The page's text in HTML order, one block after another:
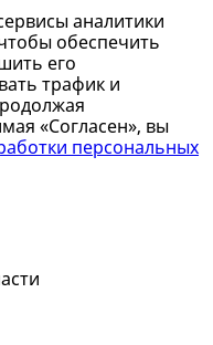
аналитики
обеспечить
его
трафик и
«Согласен», вы
персональных